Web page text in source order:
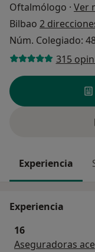
Oftalmólogo · Ver
Bilbao 2
Núm. Colegiado:
315
Experiencia
Experiencia
16
Aseguradoras